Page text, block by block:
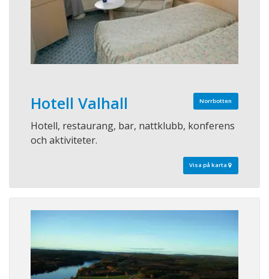
Norrbotten
Hotell Valhall
Hotell, restaurang, bar, nattklubb, konferens
och aktiviteter.
Visa på karta